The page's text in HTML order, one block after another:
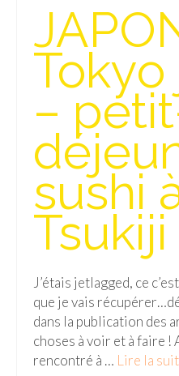
Isla del Sol
Lac Titicaca
Salar d’Uyuni
Sucre
Chili
Paraguay
Pérou
Machu Picchu
ASIE
Chine
Tokyo
–
sushi
Tsukiji
J’étais jetlagged, ce
que je vais
dans la publication des
choses à voir et à faire !
rencontré à … Lire la